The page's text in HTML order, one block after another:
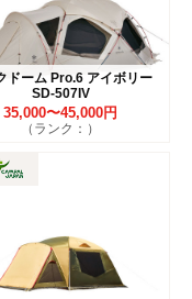
ドーム Pro.6 アイボリー
SD-507IV
35,000〜45,000円
（ランク：）